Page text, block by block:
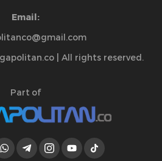
Email:
| All rights reserved.
Part of